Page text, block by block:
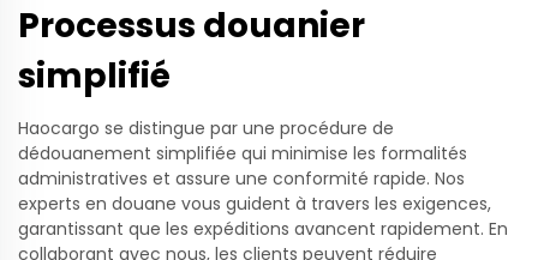
Processus douanier
simplifié
Haocargo se distingue par une procédure de
dédouanement simplifiée qui minimise les formalités
administratives et assure une conformité rapide. Nos
experts en douane vous guident à travers les exigences,
garantissant que les expéditions avancent rapidement. En
collaborant avec nous, les clients peuvent réduire